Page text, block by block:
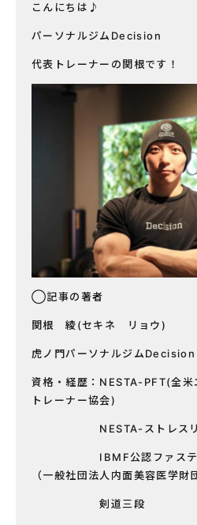
こんにちは♪
パーソナルジムDecision
代表トレーナーの関根です！
◯記事の著者
関根 綾(セキネ リョウ)
虎ノ門パーソナルジム
資格・経歴：NESTA-PFT(全米
トレーナー協会)
NESTA-ストレスリリ
IBMF公認ファスティ
（一般社団法人内面美容医学財
剣道三段